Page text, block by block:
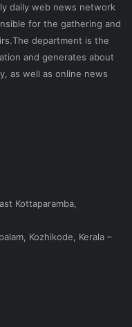
daily web news network
for the gathering and
department is the
and generates about
as well as online news
Kottaparamba,
Kozhikode, Kerala –